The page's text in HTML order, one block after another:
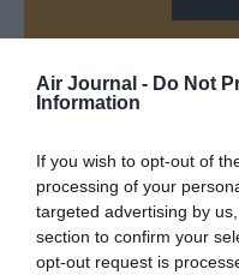
Air Journal - Do Not
Information
If you wish to opt-out of
processing of your
targeted advertising by
section to confirm your
opt-out request is